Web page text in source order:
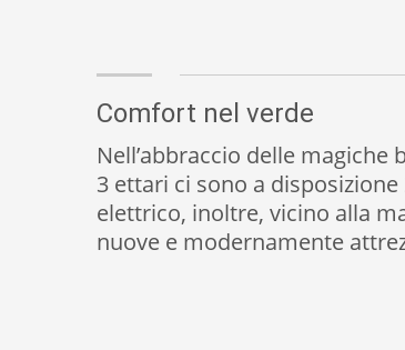
Comfort nel verde
Nell’abbraccio delle
3 ettari ci sono a
elettrico, inoltre, vicino alla
nuove e modernamente